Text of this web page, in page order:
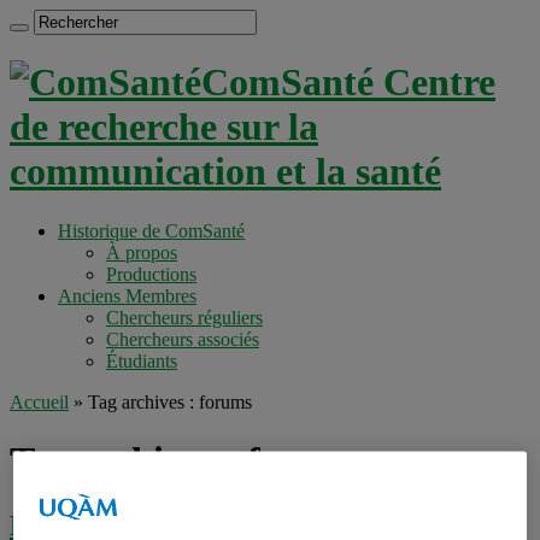
ComSanté Centre
de recherche sur la
communication et la santé
Historique de ComSanté
À propos
Productions
Anciens Membres
Chercheurs réguliers
Chercheurs associés
Étudiants
Accueil » Tag archives : forums
Tag archives :forums
Être mère d’un enfant présentant un TSA